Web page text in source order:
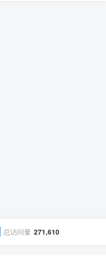
总访问量 271,610